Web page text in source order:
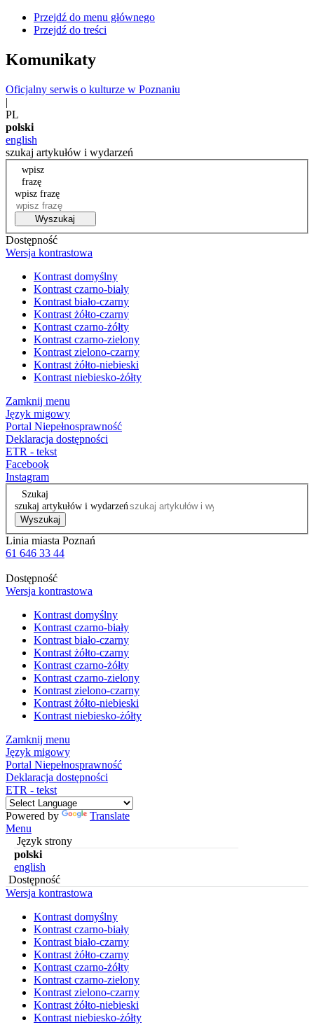
Przejdź do menu głównego
Przejdź do treści
Komunikaty
Oficjalny serwis o kulturze w Poznaniu
|
PL
polski
english
szukaj artykułów i wydarzeń
wpisz
frazę
wpisz frazę
Wyszukaj
Dostępność
Wersja kontrastowa
Kontrast domyślny
Kontrast czarno-biały
Kontrast biało-czarny
Kontrast żółto-czarny
Kontrast czarno-żółty
Kontrast czarno-zielony
Kontrast zielono-czarny
Kontrast żółto-niebieski
Kontrast niebiesko-żółty
Zamknij menu
Język migowy
Portal Niepełnosprawność
Deklaracja dostępności
ETR - tekst
Facebook
Instagram
Szukaj
szukaj artykułów i wydarzeń
Wyszukaj
Linia miasta Poznań
61 646 33 44
Dostępność
Wersja kontrastowa
Kontrast domyślny
Kontrast czarno-biały
Kontrast biało-czarny
Kontrast żółto-czarny
Kontrast czarno-żółty
Kontrast czarno-zielony
Kontrast zielono-czarny
Kontrast żółto-niebieski
Kontrast niebiesko-żółty
Zamknij menu
Język migowy
Portal Niepełnosprawność
Deklaracja dostępności
ETR - tekst
Powered by
Translate
Menu
Język strony
polski
english
Dostępność
Wersja kontrastowa
Kontrast domyślny
Kontrast czarno-biały
Kontrast biało-czarny
Kontrast żółto-czarny
Kontrast czarno-żółty
Kontrast czarno-zielony
Kontrast zielono-czarny
Kontrast żółto-niebieski
Kontrast niebiesko-żółty